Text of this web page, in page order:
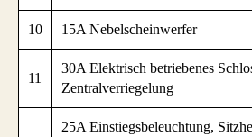
10 15A Nebelscheinwerfer
11
30A Elektrisch betriebenes
Zentralverriegelung
25A Einstiegsbeleuchtung,